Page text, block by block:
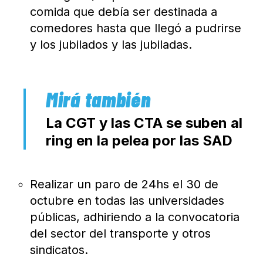
comida que debía ser destinada a
comedores hasta que llegó a pudrirse
y los jubilados y las jubiladas.
La CGT y las CTA se suben al
ring en la pelea por las SAD
Realizar un paro de 24hs el 30 de
octubre en todas las universidades
públicas, adhiriendo a la convocatoria
del sector del transporte y otros
sindicatos.